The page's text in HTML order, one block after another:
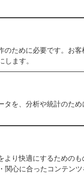
電池をお持ち
りに条
品や一定の条件
物に該当する
。なお、航空
ださい。
のために必要です。お
します。
を、分析や統計のため
より快適にするための
心に合ったコンテンツ